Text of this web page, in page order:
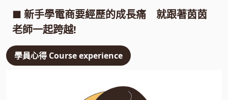
■ 新手學電商要經歷的成長痛 就跟著茵茵
老師一起跨越!
學員心得 Course experience